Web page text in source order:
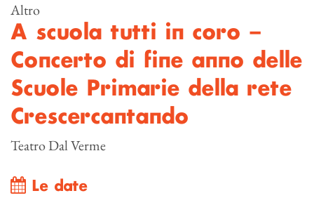
Altro
A scuola tutti in coro –
Concerto di fine anno delle
Scuole Primarie della rete
Crescercantando
Teatro Dal Verme
Le date